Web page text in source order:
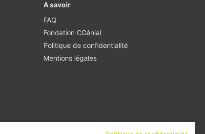
A savoir
FAQ
Fondation CGénial
Politique de confidentialité
Mentions légales